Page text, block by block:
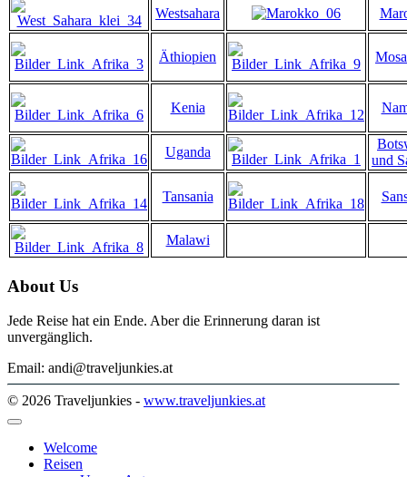
Westsahara
Äthiopien
Kenia
Uganda
und
Tansania
Malawi
About Us
Jede Reise hat ein Ende. Aber die Erinnerung daran ist
unvergänglich.
Email: andi@traveljunkies.at
© 2026 Traveljunkies - www.traveljunkies.at
Welcome
Reisen